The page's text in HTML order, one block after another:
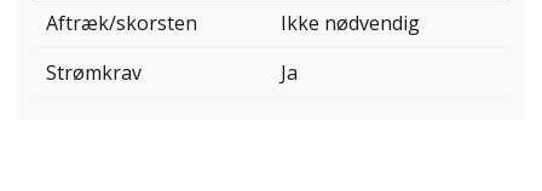
Aftræk/skorsten
Ikke nødvendig
Strømkrav
Ja